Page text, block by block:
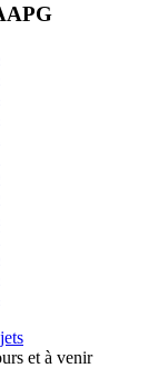
et à venir